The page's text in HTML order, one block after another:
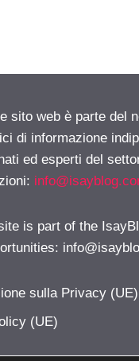
sito web è parte del
di informazione
ed esperti del
is part of the
sulla Privacy (UE)
(UE)